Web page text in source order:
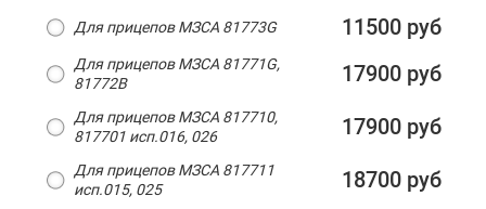
Для прицепов МЗСА 81773G 11500 руб
Для прицепов МЗСА 81771G,
81772B
17900 руб
Для прицепов МЗСА 817710,
817701 исп.016, 026
17900 руб
Для прицепов МЗСА 817711
исп.015, 025
18700 руб